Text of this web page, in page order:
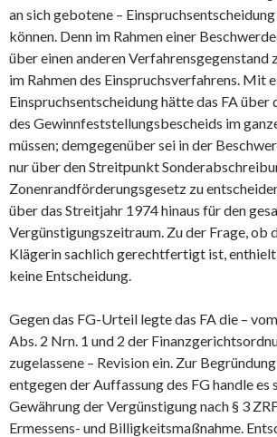
an sich gebotene –
können. Denn im Rahmen einer
über einen anderen Verfahrensgegenstand
im Rahmen des Einspruchsverfahrens. Mit
Einspruchsentscheidung hätte das FA
des Gewinnfeststellungsbescheids im
müssen; demgegenüber sei in der
nur über den Streitpunkt
Zonenrandförderungsgesetz zu
über das Streitjahr 1974 hinaus für den
Vergünstigungszeitraum. Zu der Frage, ob
Klägerin sachlich gerechtfertigt ist,
keine Entscheidung.
Gegen das FG-Urteil legte das FA die –
Abs. 2 Nrn. 1 und 2 der
zugelassene – Revision ein. Zur Begründung
entgegen der Auffassung des FG handle es
Gewährung der Vergünstigung nach § 3
Ermessens- und Billigkeitsmaßnahme.